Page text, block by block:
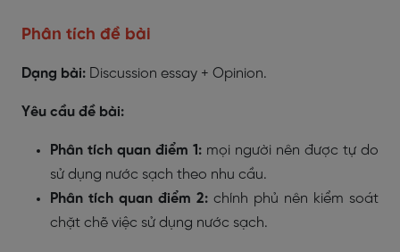
Phân tích đề bài
Dạng bài: Discussion essay + Opinion.
Yêu cầu đề bài:
Phân tích quan điểm 1: mọi người nên được tự do
sử dụng nước sạch theo nhu cầu.
Phân tích quan điểm 2: chính phủ nên kiểm soát
chặt chẽ việc sử dụng nước sạch.